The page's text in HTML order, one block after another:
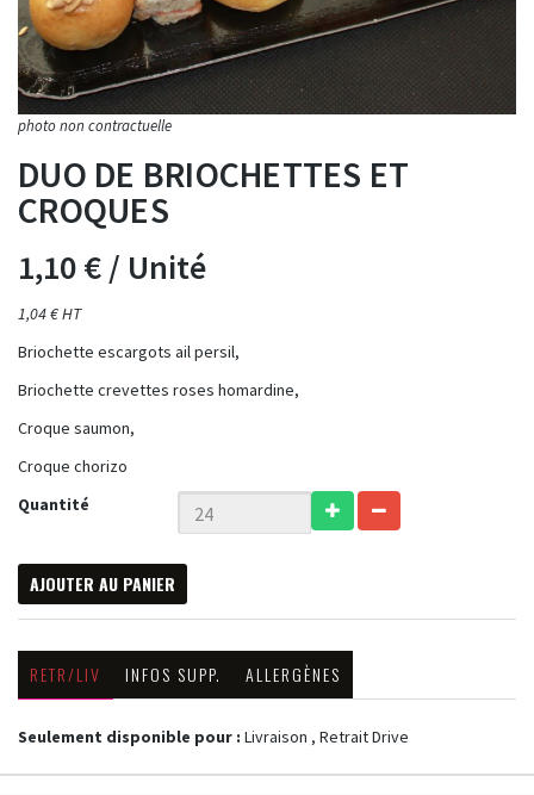
DUO DE BRIOCHETTES ET
CROQUES
1,10 €/ Unité
1,04 € HT
Briochette escargots ail persil,
Briochette crevettes roses homardine,
Croque saumon,
Croque chorizo
Quantité
AJOUTER AU PANIER
RETR/LIV INFOS SUPP. ALLERGÈNES
Seulement disponible pour : Livraison , Retrait Drive